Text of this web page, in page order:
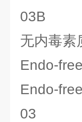
03B
无内毒素
Endo-
Endo-
03